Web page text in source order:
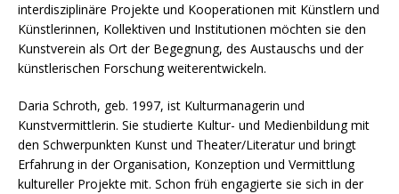
interdisziplinäre Projekte und Kooperationen mit Künstlern und
Künstlerinnen, Kollektiven und Institutionen möchten sie den
Kunstverein als Ort der Begegnung, des Austauschs und der
künstlerischen Forschung weiterentwickeln.
Daria Schroth, geb. 1997, ist Kulturmanagerin und
Kunstvermittlerin. Sie studierte Kultur- und Medienbildung mit
den Schwerpunkten Kunst und Theater/Literatur und bringt
Erfahrung in der Organisation, Konzeption und Vermittlung
kultureller Projekte mit. Schon früh engagierte sie sich in der